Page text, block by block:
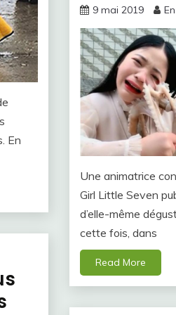
En
9 mai 2019
Une animatrice
Girl Little Seven
d’elle-même
cette fois, dans
Read More